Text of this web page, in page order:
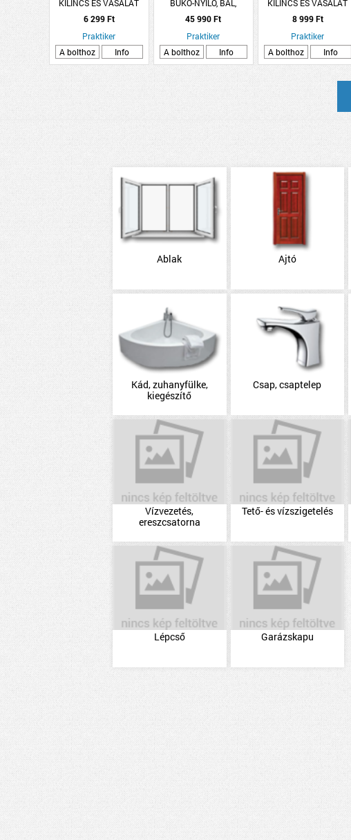
KILINCS ÉS VASALAT
AJTÓKILINCS NZ 90MM
REZEZETT LARA
6 299 Ft
Praktiker
A bolthoz
Info
BUKÓ-NYÍLÓ, BAL,
MŰANYAG, 60X60CM,
FEHÉR, 3 RÉTEGŰ
ÜVEGGEL, W8K, UG=0,6
45 990 Ft
Praktiker
A bolthoz
Info
KILINCS ÉS VASALAT
AJTÓKILINCS NZ FEKETE
FIGO ROZETTÁS
8 999 Ft
Praktiker
A bolthoz
Info
Ablak Ajtó
Kád, zuhanyfülke,
kiegészítő
Csap, csaptelep
Vízvezetés,
ereszcsatorna
Tető- és vízszigetelés
Lépcső Garázskapu